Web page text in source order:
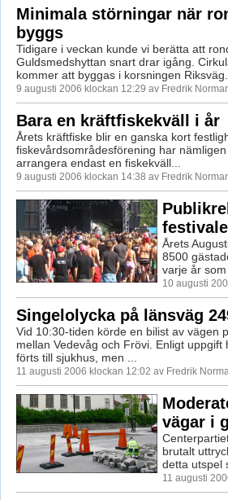
Minimala störningar när
byggs
Tidigare i veckan kunde vi berätta att
Guldsmedshyttan snart drar igång.
kommer att byggas i korsningen Riksväg...
9 augusti 2006 klockan 12:29 av Fredrik
Bara en kräftfiskekväll i år
Årets kräftfiske blir en ganska kort
fiskevårdsområdesförening har
arrangera endast en fiskekväll...
9 augusti 2006 klockan 14:38 av Fredrik
Årets
8500
varje år som
10 augusti
Singelolycka på länsväg
Vid 10:30-tiden körde en bilist av vägen
mellan Vedevåg och Frövi. Enligt uppgift
förts till sjukhus, men ...
11 augusti 2006 klockan 12:02 av Fredrik
vägar i
brutalt
detta utspel
11 augusti